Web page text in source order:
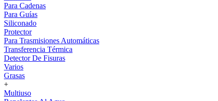
Para Cadenas
Para Guías
Siliconado
Protector
Para Trasmisiones Automáticas
Transferencia Térmica
Detector De Fisuras
Varios
Grasas
+
Multiuso